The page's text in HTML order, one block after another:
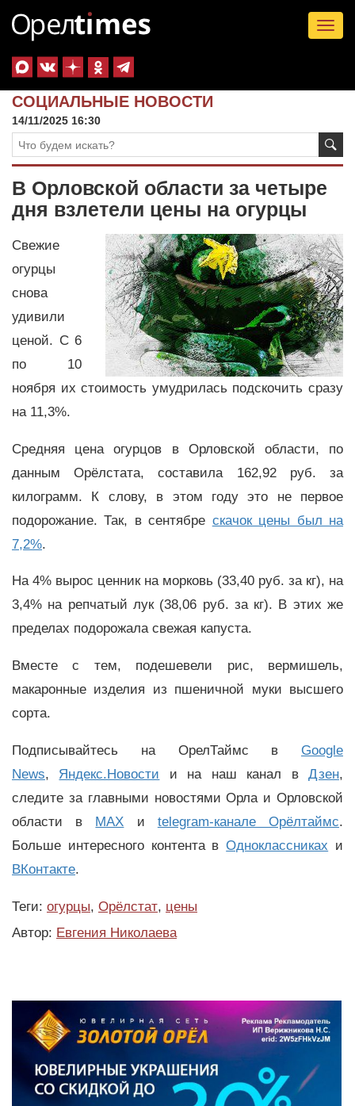
СОЦИАЛЬНЫЕ НОВОСТИ
14/11/2025 16:30
В Орловской области за четыре
дня взлетели цены на огурцы
Свежие
огурцы
снова
удивили
ценой. С 6
по 10
ноября их стоимость умудрилась подскочить сразу
на 11,3%.
Средняя цена огурцов в Орловской области, по
данным Орёлстата, составила 162,92 руб. за
килограмм. К слову, в этом году это не первое
подорожание. Так, в сентябре скачок цены был на
7,2%.
На 4% вырос ценник на морковь (33,40 руб. за кг), на
3,4% на репчатый лук (38,06 руб. за кг). В этих же
пределах подорожала свежая капуста.
Вместе с тем, подешевели рис, вермишель,
макаронные изделия из пшеничной муки высшего
сорта.
Подписывайтесь на ОрелТаймс в Google
News, Яндекс.Новости и на наш канал вДзен,
следите за главными новостями Орла и Орловской
области в MAX и telegram-канале Орёлтаймс.
Больше интересного контента вОдноклассниках и
ВКонтакте.
Теги: огурцы, Орёлстат, цены
Автор: Евгения Николаева